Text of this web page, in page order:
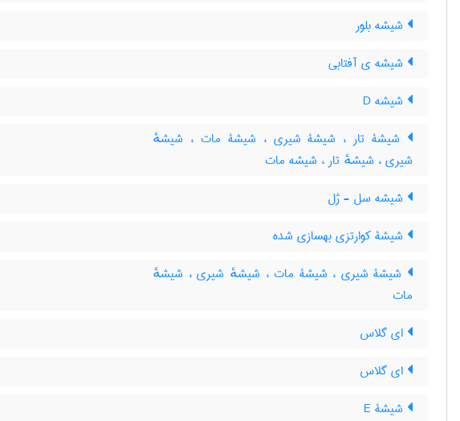
شیشه بلور
شیشه ی آفتابی
شیشه D
شیشۀ تار ، شیشۀ شیری ، شیشۀ مات ، شیشهٔ
شیری ، شیشهٔ تار ، شیشه مات
شیشه سل - ژل
شیشۀ کوارتزی بهسازی شده
شیشۀ شیری ، شیشۀ مات ، شیشهٔ شیری ، شیشهٔ
مات
ای گلاس
ای گلاس
شیشۀ E